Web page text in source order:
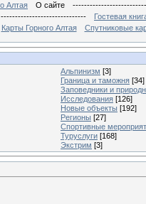
Алтая О сайте
------------------------------
Гостевая
Карты Горного Алтая Спутниковые
Альпинизм [3]
Граница и таможня [34]
Заповедники и
Исследования [126]
Новые объекты [192]
Регионы [27]
Спортивные
Туруслуги [168]
Экстрим [3]